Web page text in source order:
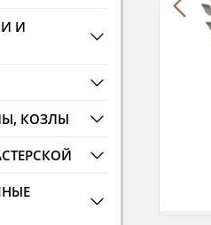
И
КОЗЛЫ